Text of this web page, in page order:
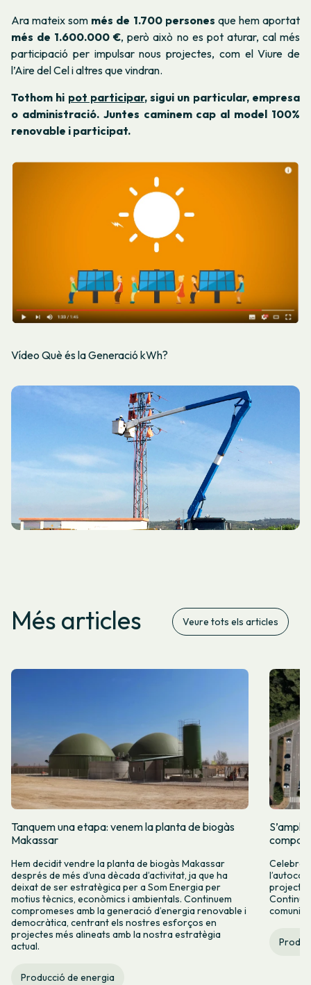
Ara mateix som més de 1.700 persones que hem aportat
més de 1.600.000 €, però això no es pot aturar, cal més
participació per impulsar nous projectes, com el Viure de
l’Aire del Cel i altres que vindran.
Tothom hi pot participar, sigui un particular, empresa
o administració. Juntes caminem cap al model 100%
renovable i participat.
Vídeo Què és la Generació kWh?
Més articles Veure tots els articles
Tanquem una etapa: venem la planta de biogàs
Makassar
Hem decidit vendre la planta de biogàs Makassar
després de més d’una dècada d’activitat, ja que ha
deixat de ser estratègica per a Som Energia per
motius tècnics, econòmics i ambientals. Continuem
compromeses amb la generació d’energia renovable i
democràtica, centrant els nostres esforços en
projectes més alineats amb la nostra estratègia
actual.
Producció de energia